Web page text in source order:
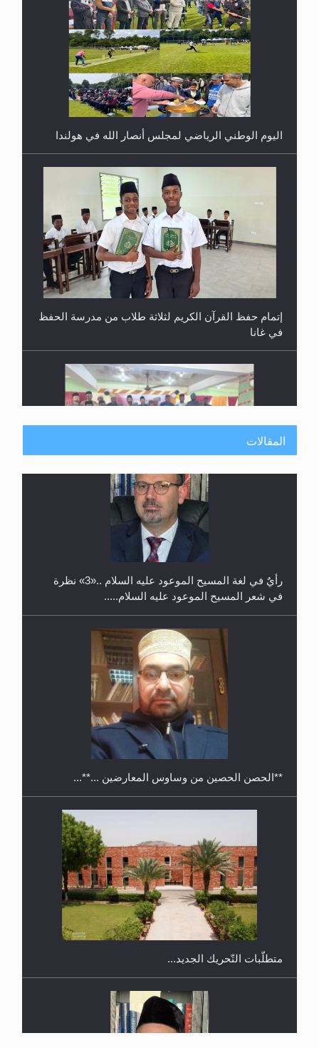
إتمام حفظ القرآن الكريم لثلاثة طلاب من مدرسة الحفظ
حفل توزيع الشهادات في الجامعة الأحمدية بنيجيريا لعام
ريهيماكي في فنلند
شيتاغونغ – بنغلاديش
المقالات
**الحصن الحصين من وساوس المعارضين ...**...
رأيٌ في لغة المسيح الموعود عليه السلام.. 4...